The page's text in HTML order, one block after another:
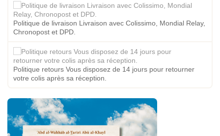
Politique de livraison Livraison avec Colissimo, Mondial Relay,
Chronopost et DPD.
Politique retours Vous disposez de 14 jours pour retourner
votre colis après sa réception.